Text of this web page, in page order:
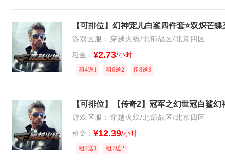
游戏区服：穿越火线/北部战区/北京四区
租金： ¥2.73/小时
租4送1 租6送2 租8送3
游戏区服：穿越火线/北部战区/北京四区
租金： ¥12.39/小时
租4送1 租7送2